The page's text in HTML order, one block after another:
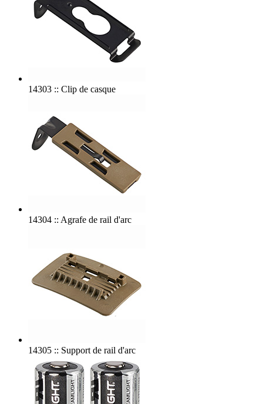
14303 :: Clip de casque
14304 :: Agrafe de rail d'arc
14305 :: Support de rail d'arc